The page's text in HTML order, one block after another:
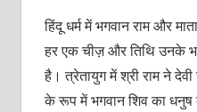
हिंदू धर्म में भगवान राम और
हर एक चीज़ और तिथि उनके
है। त्रेतायुग में श्री राम ने
के रूप में भगवान शिव का धनुष